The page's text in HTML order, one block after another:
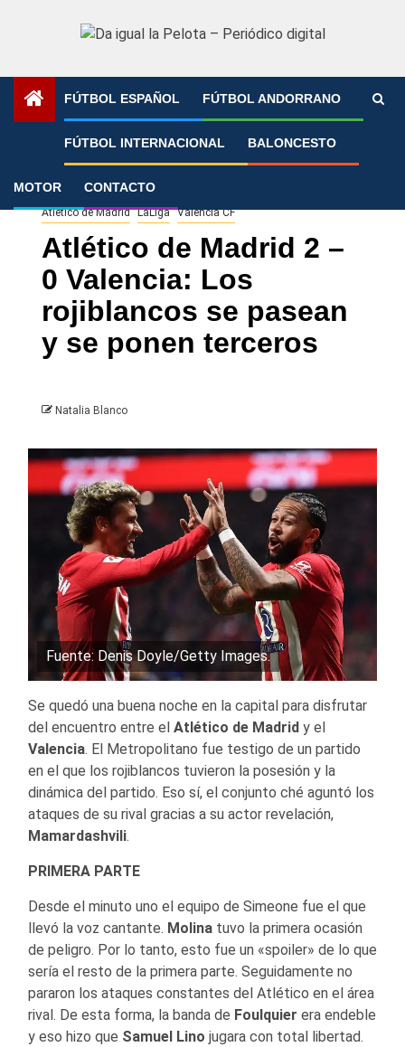
FÚTBOL ESPAÑOL FÚTBOL ANDORRANO
FÚTBOL INTERNACIONAL BALONCESTO
MOTOR CONTACTO
»
Atlético de Madrid LaLiga Valencia CF
Atlético de Madrid 2 –
0 Valencia: Los
rojiblancos se pasean
y se ponen terceros
Natalia Blanco
Fuente: Denis Doyle/Getty Images.
Se quedó una buena noche en la capital para disfrutar
del encuentro entre el Atlético de Madrid y el
Valencia. El Metropolitano fue testigo de un partido
en el que los rojiblancos tuvieron la posesión y la
dinámica del partido. Eso sí, el conjunto ché aguntó los
ataques de su rival gracias a su actor revelación,
Mamardashvili.
PRIMERA PARTE
Desde el minuto uno el equipo de Simeone fue el que
llevó la voz cantante. Molina tuvo la primera ocasión
de peligro. Por lo tanto, esto fue un «spoiler» de lo que
sería el resto de la primera parte. Seguidamente no
pararon los ataques constantes del Atlético en el área
rival. De esta forma, la banda de Foulquier era endeble
y eso hizo que Samuel Lino jugara con total libertad.